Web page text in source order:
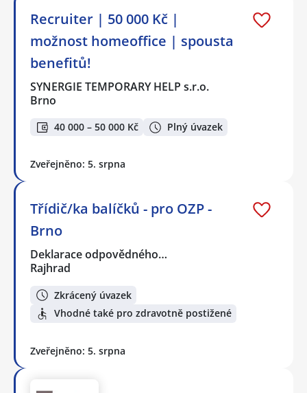
Recruiter | 50 000 Kč |
možnost homeoffice | spousta
benefitů!
SYNERGIE TEMPORARY HELP s.r.o.
Brno
40 000 – 50 000 Kč Plný úvazek
Zveřejněno: 5. srpna
Třídič/ka balíčků - pro OZP -
Brno
Deklarace odpovědného…
Rajhrad
Zkrácený úvazek
Vhodné také pro zdravotně postižené
Zveřejněno: 5. srpna